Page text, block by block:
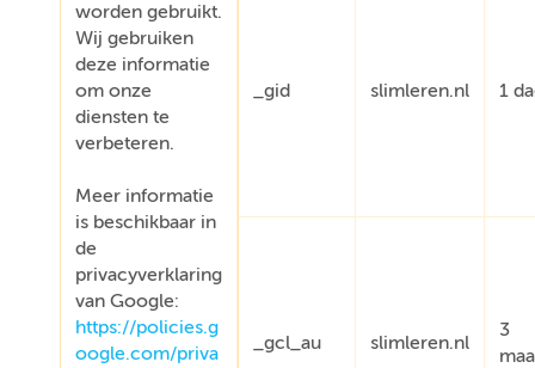
worden gebruikt.
Wij gebruiken
deze informatie
om onze
diensten te
verbeteren.
Meer informatie
is beschikbaar in
de
privacyverklaring
van Google:
https://policies.g
oogle.com/priva
_gid slimleren.nl 1
_gcl_au slimleren.nl
3